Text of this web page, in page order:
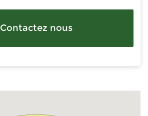
Contactez nous